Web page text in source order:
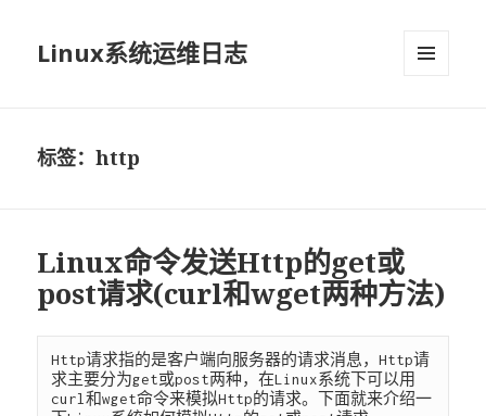
Linux系统运维日志
标签：http
Linux命令发送Http的get或
post请求(curl和wget两种方法)
Http请求指的是客户端向服务器的请求消息，Http请
求主要分为get或post两种，在Linux系统下可以用
curl和wget命令来模拟Http的请求。下面就来介绍一